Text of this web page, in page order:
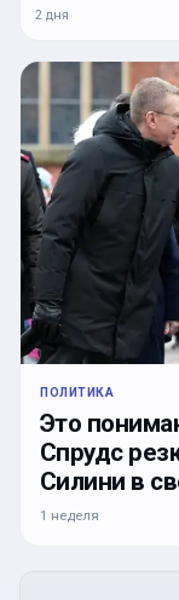
2 дня
ПОЛИТИКА
Это
Спрудс
Силини в
1 неделя